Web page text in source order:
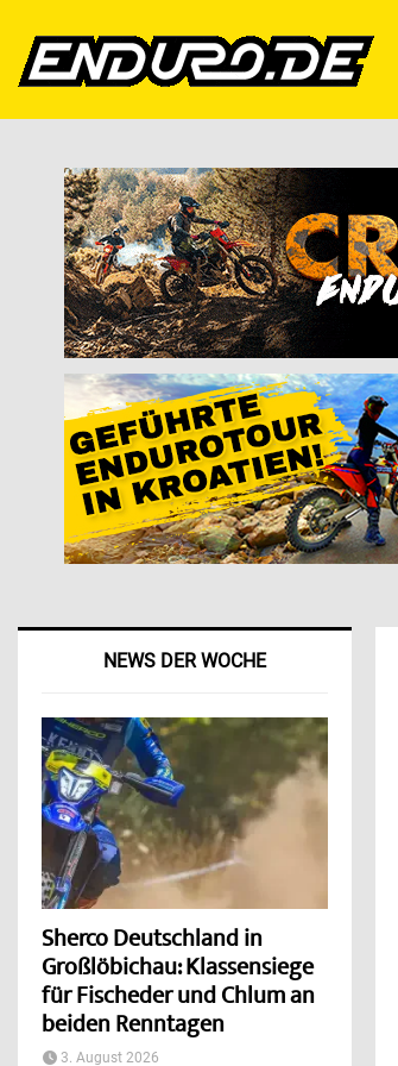
NEWS DER WOCHE
Sherco Deutschland in
Großlöbichau: Klassensiege
für Fischeder und Chlum an
beiden Renntagen
3. August 2026